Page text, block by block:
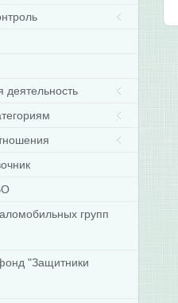
деятельность
групп
"Защитники